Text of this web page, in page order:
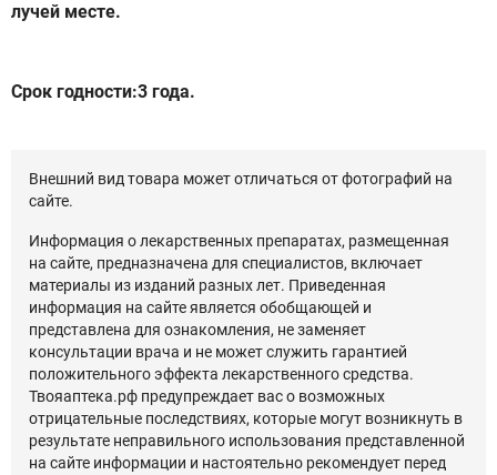
лучей месте.
Срок годности:3 года.
Внешний вид товара может отличаться от фотографий на
сайте.
Информация о лекарственных препаратах, размещенная
на сайте, предназначена для специалистов, включает
материалы из изданий разных лет. Приведенная
информация на сайте является обобщающей и
представлена для ознакомления, не заменяет
консультации врача и не может служить гарантией
положительного эффекта лекарственного средства.
Твояаптека.рф предупреждает вас о возможных
отрицательные последствиях, которые могут возникнуть в
результате неправильного использования представленной
на сайте информации и настоятельно рекомендует перед